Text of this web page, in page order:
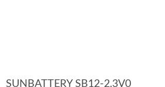
SUNBATTERY SB12-2.3V0